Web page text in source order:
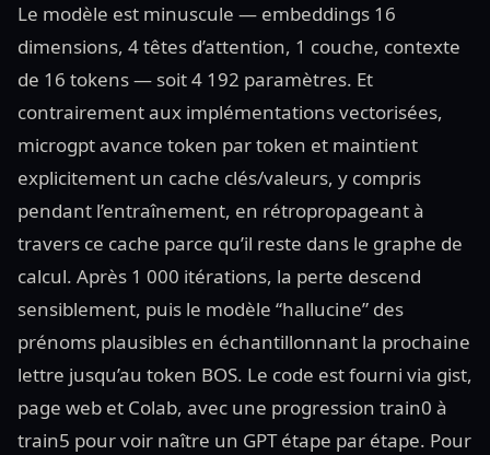
Le modèle est minuscule — embeddings 16
dimensions, 4 têtes d’attention, 1 couche, contexte
de 16 tokens — soit 4 192 paramètres. Et
contrairement aux implémentations vectorisées,
microgpt avance token par token et maintient
explicitement un cache clés/valeurs, y compris
pendant l’entraînement, en rétropropageant à
travers ce cache parce qu’il reste dans le graphe de
calcul. Après 1 000 itérations, la perte descend
sensiblement, puis le modèle “hallucine” des
prénoms plausibles en échantillonnant la prochaine
lettre jusqu’au token BOS. Le code est fourni via gist,
page web et Colab, avec une progression train0 à
train5 pour voir naître un GPT étape par étape. Pour